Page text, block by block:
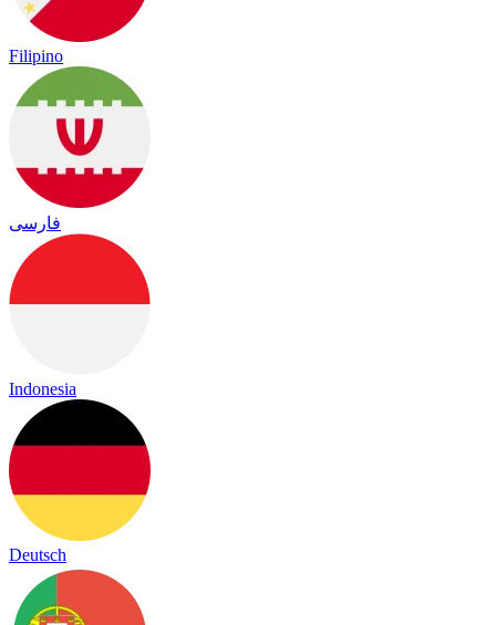
Filipino
فارسی
Indonesia
Deutsch